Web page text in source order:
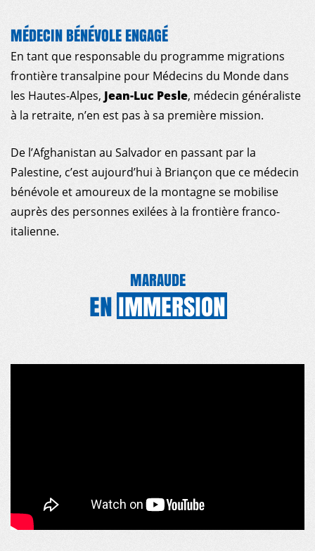
MÉDECIN BÉNÉVOLE ENGAGÉ
En tant que responsable du programme migrations
frontière transalpine pour Médecins du Monde dans
les Hautes-Alpes, Jean-Luc Pesle, médecin généraliste
à la retraite, n’en est pas à sa première mission.
De l’Afghanistan au Salvador en passant par la
Palestine, c’est aujourd’hui à Briançon que ce médecin
bénévole et amoureux de la montagne se mobilise
auprès des personnes exilées à la frontière franco-
italienne.
MARAUDE
ENIMMERSION